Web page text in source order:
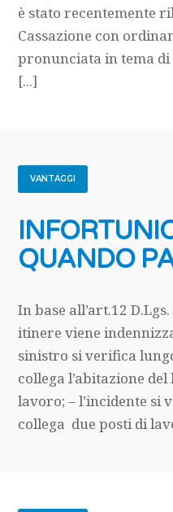
è stato recentemente
Cassazione con
pronunciata in tema
[...]
VANTAGGI
QUANDO
In base all’art.12
itinere viene
sinistro si verifica
collega l’abitazione
lavoro; – l’incidente si
collega due posti di